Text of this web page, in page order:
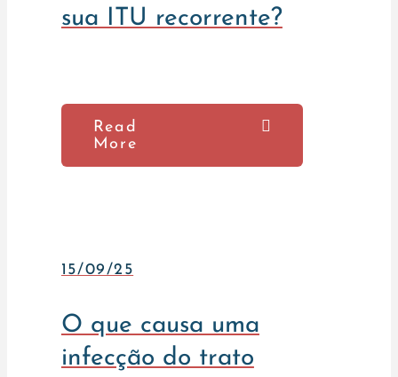
sua ITU recorrente?
Read
More
15/09/25
O que causa uma
infecção do trato